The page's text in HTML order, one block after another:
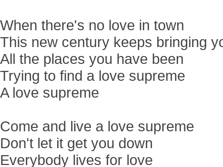
When there's no love in town
This new century keeps bringing
All the places you have been
Trying to find a love supreme
A love supreme
Come and live a love supreme
Don't let it get you down
Everybody lives for love